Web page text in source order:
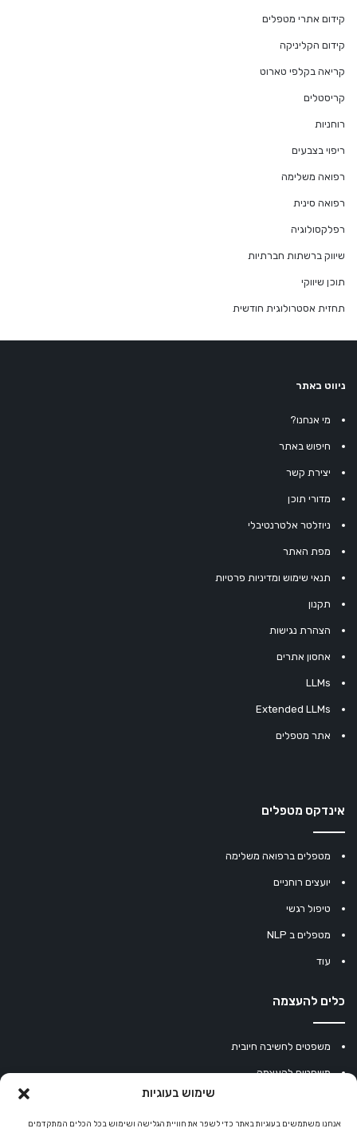
שימוש בעוגיות
אנחנו משתמשים בעוגיות באתר כדי לשפר את חוויית הגלישה ושימוש בכל הכלים המתקדמים
קידום אתרי מטפלים
קידום הקליניקה
קריאה בקלפי טארוט
קריסטלים
רוחניות
ריפוי בצבעים
רפואה משלימה
רפואה סינית
רפלקסולוגיה
שיווק ברשתות חברתיות
תוכן שיווקי
תחזית אסטרולוגית חודשית
ניווט באתר
מי אנחנו?
חיפוש באתר
יצירת קשר
מדורי תוכן
ניוזלטר אלטרנטיבלי
מפת האתר
תנאי שימוש ומדיניות פרטיות
תקנון
הצהרת נגישות
אחסון אתרים
LLMs
Extended LLMs
אתר מטפלים
אינדקס מטפלים
מטפלים ברפואה משלימה
יועצים רוחניים
טיפול רגשי
מטפלים ב NLP
עוד
כלים להעצמה
משפטים לחשיבה חיובית
משפטים להעצמה
מחשבון נומרולוגיה